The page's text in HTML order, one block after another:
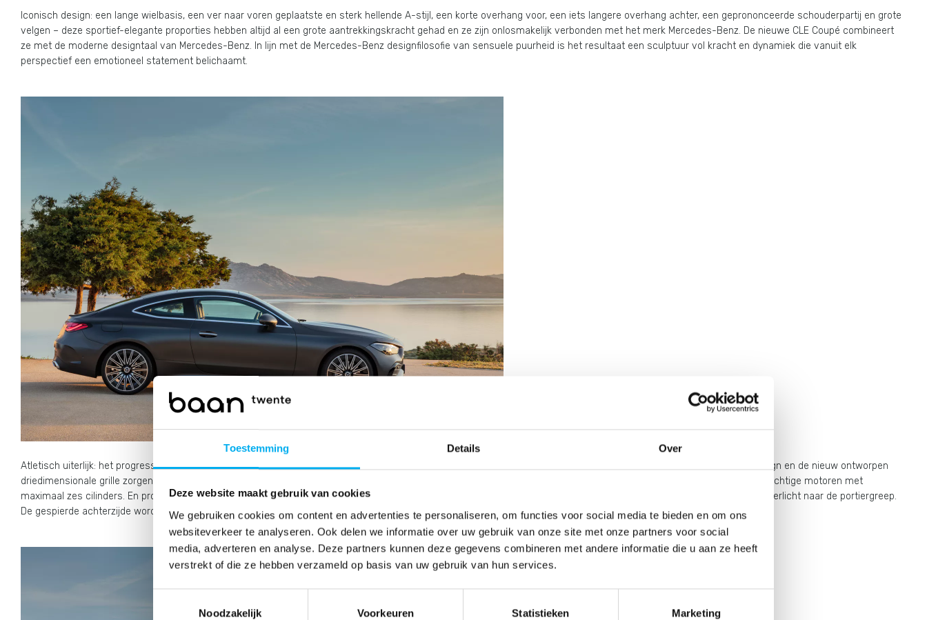
Toestemming Details Over
Deze website maakt gebruik van cookies
We gebruiken cookies om content en advertenties te personaliseren, om functies voor social media te bieden en om ons
websiteverkeer te analyseren. Ook delen we informatie over uw gebruik van onze site met onze partners voor social
media, adverteren en analyse. Deze partners kunnen deze gegevens combineren met andere informatie die u aan ze heeft
verstrekt of die ze hebben verzameld op basis van uw gebruik van hun services.
Noodzakelijk
Voorkeuren Statistieken Marketing
Iconisch design: een lange wielbasis, een ver naar voren geplaatste en sterk hellende A-stijl, een korte overhang voor, een iets langere overhang achter, een geprononceerde schouderpartij en grote
velgen – deze sportief-elegante proporties hebben altijd al een grote aantrekkingskracht gehad en ze zijn onlosmakelijk verbonden met het merk Mercedes-Benz. De nieuwe CLE Coupé combineert
ze met de moderne designtaal van Mercedes-Benz. In lijn met de Mercedes-Benz designfilosofie van sensuele puurheid is het resultaat een sculptuur vol kracht en dynamiek die vanuit elk
perspectief een emotioneel statement belichaamt.
Atletisch uiterlijk: het progressief naar voren hellende front (‘shark nose’) met een ver naar beneden doorgetrokken motorkap, smalle led-koplampen met een uniek design en de nieuw ontworpen
driedimensionale grille zorgen voor een atletische en toch uiterst elegante uitstraling. De sterk gecontoureerde powerdomes op de lange motorkap verwijzen naar de krachtige motoren met
maximaal zes cilinders. En profil structureert een markante karakterlijn het krachtige volume. Deze karakterlijn loopt van de koplamp tot de buitenspiegel en van het achterlicht naar de portiergreep.
De gespierde achterzijde wordt gekenmerkt door vloeiende oppervlakken, naadloze overgangen en tweedelige led-achterlichten met driedimensionale lichtunits.